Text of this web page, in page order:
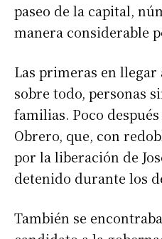
paseo de la capital,
manera considerable
Las primeras en llegar
sobre todo, personas
familias. Poco
Obrero, que, con
por la liberación de
detenido durante los
También se